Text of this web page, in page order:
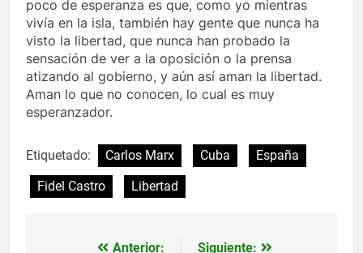
poco de esperanza es que, como yo mientras
vivía en la isla, también hay gente que nunca ha
visto la libertad, que nunca han probado la
sensación de ver a la oposición o la prensa
atizando al gobierno, y aún así aman la libertad.
Aman lo que no conocen, lo cual es muy
esperanzador.
Etiquetado: Carlos Marx Cuba
España
Fidel Castro
Libertad
Anterior: Siguiente: